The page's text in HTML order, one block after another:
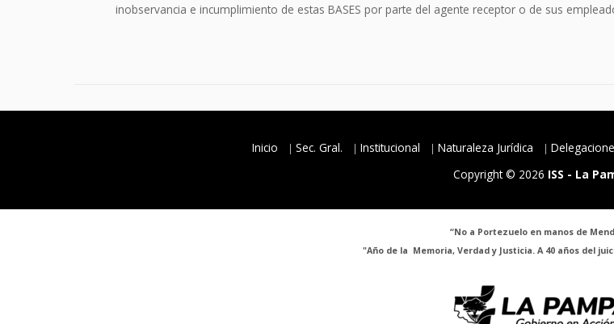
inobservancia e incumplimiento de estas BASES por parte del agente receptor o de sus
Inicio Sec. Gral. Institucional Naturaleza Jurídica
Copyright © 2026 ISS - La
“No a Portezuelo en manos de
"Año de la Memoria, Verdad y Justicia. A 40 años del